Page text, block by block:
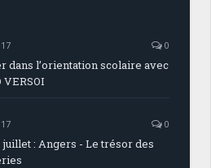
0
dans l’orientation scolaire avec
VERSOI
0
juillet : Angers - Le trésor des